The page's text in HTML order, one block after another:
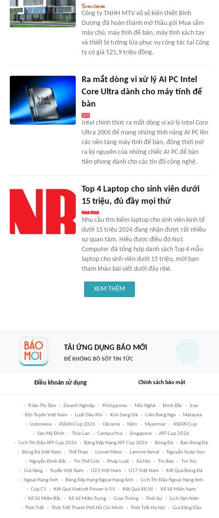
Công ty TNHH MTV xổ số kiến thiết Bình
Dương đã hoàn thành mở thầu gói Mua sắm
máy chủ, máy tính để bàn, máy tính xách tay
và thiết bị tường lửa phục vụ công tác tại Công
ty có giá 521,9 triệu đồng.
Ra mắt dòng vi xử lý AI PC Intel
Core Ultra dành cho máy tính để
bàn
Intel chính thức ra mắt dòng vi xử lý Intel Core
Ultra 200S để mang những tính năng AI PC lên
các nền tảng máy tính để bàn, đồng thời mở
ra kỷ nguyên của những chiếc AI PC để bàn
tiên phong dành cho các tín đồ công nghệ.
Top 4 Laptop cho sinh viên dưới
15 triệu, đủ đầy mọi thứ
Nhu cầu tìm kiếm laptop cho sinh viên kinh tế
dưới 15 triệu 2024 đang nhận được rất nhiều
sự quan tâm. Hiểu được điều đó No1
Computer đã tổng hợp danh sách Top 4 mẫu
laptop cho sinh viên dưới 15 triệu, mời bạn
tham khảo bài viết dưới đây nhé.
XEM THÊM
TẢI ỨNG DỤNG BÁO MỚI
ĐỂ KHÔNG BỎ SÓT TIN TỨC
Điều khoản sử dụng Chính sách bảo mật
Triệu Thị Tâm Doanh Nghiệp Philippines Mũi Nghê Đình Bắc
Iran
Đội Tuyển Việt Nam
Luật Dầu Khí Kim Sang-Sik Liên Bang Nga
Malaysia
Indonesia
ASEAN Cup 2026 Ukraine Năm Myanmar
ASEAN Cup
Sân Mỹ Đình
Thái Lan Campuchia Singapore
AFF Cup 2026
Lịch Thi Đấu AFF Cup 2026
Bảng Xếp Hạng AFF Cup 2026 Bóng Đá
Báo Bóng Đá
Bóng Đá Việt Nam
Thể Thao Lionel Messi Lamine Yamal
Nguyễn Xuân Son
Nguyễn Đình Bắc
Tin Thế Giới Pháp Luật Xã Hội Tin Bão
Tin Tức
Giá Vàng
Tuyển Việt Nam U23 Việt Nam U17 Việt Nam
Kết Quả Bóng Đá
Ngoại Hạng Anh
Bảng Xếp Hạng Ngoại Hạng Anh
Lịch Thi Đấu Ngoại Hạng Anh
Cúp C1
Kết Quả Vietlott Power 6/55 Kết Quả Xổ Số
Xổ Số Miền Nam
Xổ Số Miền Bắc
Xổ Số Miền Trung Giao Thông Thời Sự
Lịch Vạn Niên
Thời Tiết
Thời Tiết Thành Phố Hồ Chí Minh Thời Tiết Hà Nội Giá Xăng Dầu